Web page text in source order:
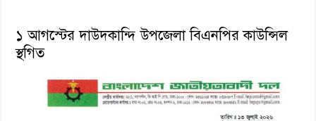
১ আগস্টের দাউদকান্দি উপজেলা বিএনপির কাউন্সিল
স্থগিত